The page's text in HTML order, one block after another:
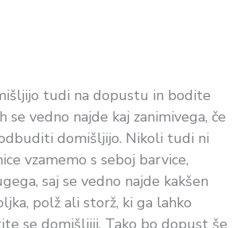
tudi na dopustu in bodite
se vedno najde kaj zanimivega, če
domišljijo. Nikoli tudi ni
vzamemo s seboj barvice,
saj se vedno najde kakšen
polž ali storž, ki ga lahko
se domišljiji. Tako bo dopust še